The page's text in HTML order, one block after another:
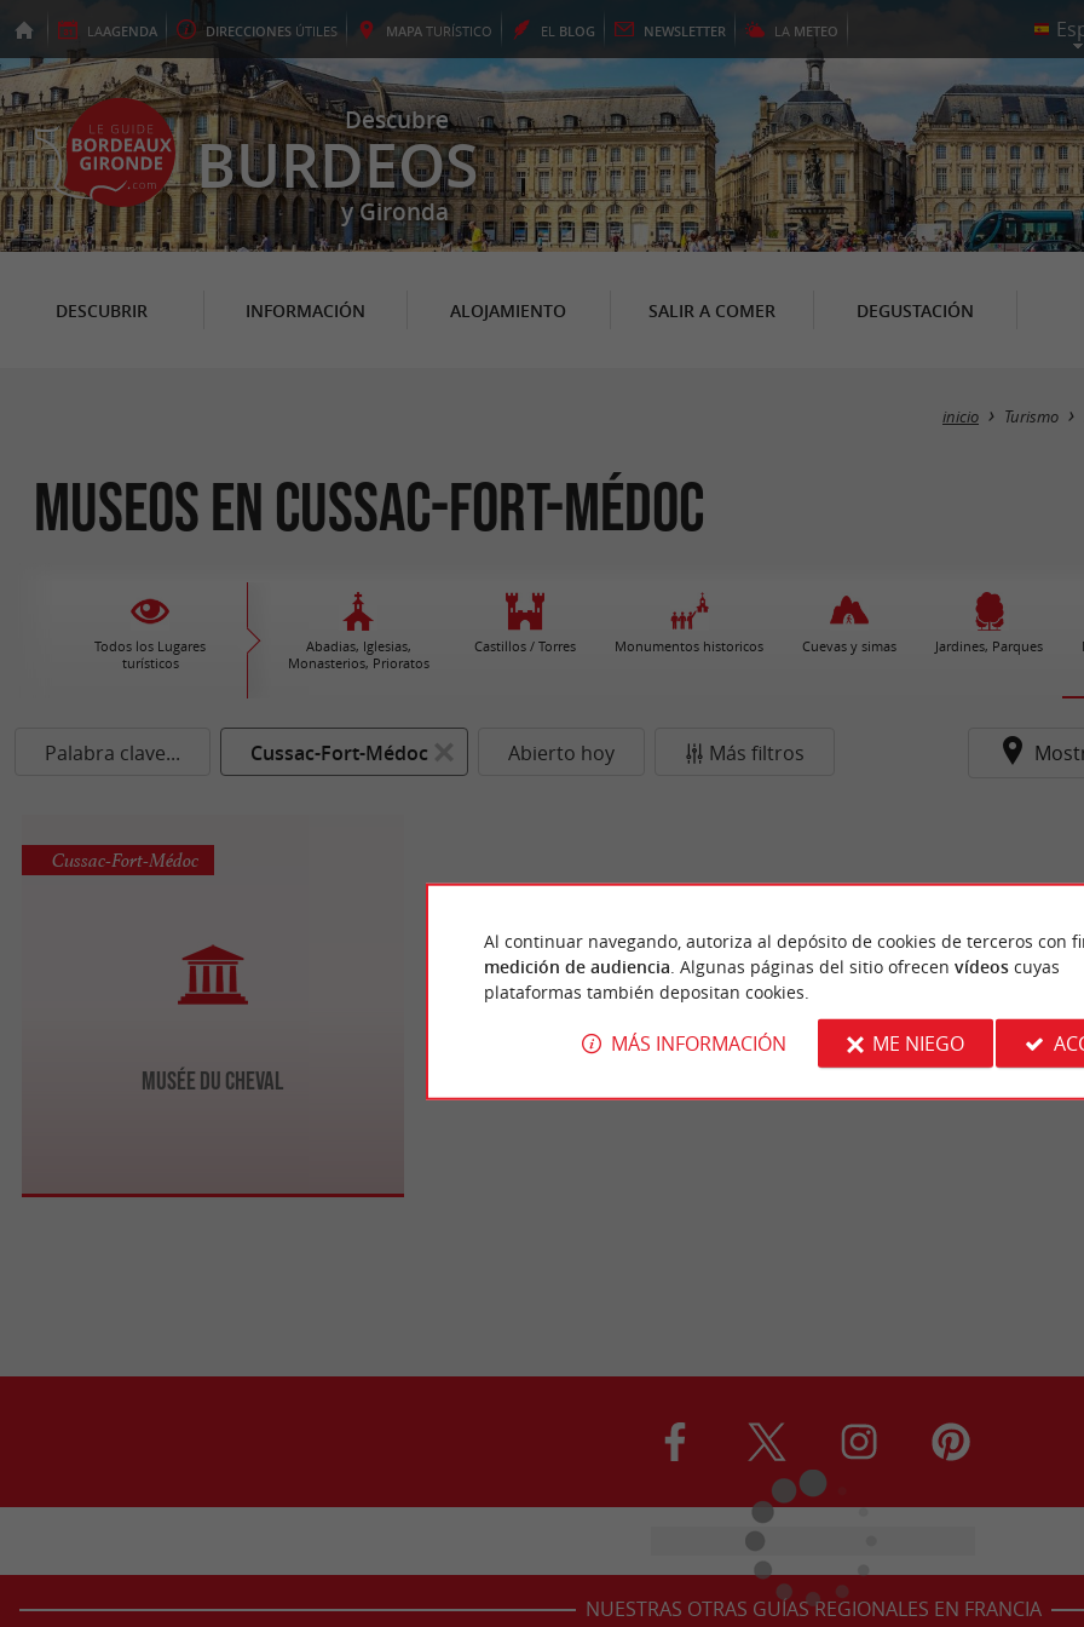
LAAGENDA DIRECCIONES ÚTILES MAPA TURÍSTICO EL BLOG NEWSLETTER LA METEO
Descubre
BURDEOS
y Gironda
DESCUBRIR INFORMACIÓN ALOJAMIENTO SALIR A COMER DEGUSTACIÓN
inicio Turismo
Museos en Cussac-Fort-Médoc
Todos los Lugares
turísticos
Abadias, Iglesias,
Monasterios, Prioratos
Castillos / Torres Monumentos historicos Cuevas y simas Jardines, Parques
Palabra clave... Cussac-Fort-Médoc Abierto hoy Más filtros
Musée du Cheval
Cussac-Fort-Médoc
NUESTRAS OTRAS GUÍAS REGIONALES EN FRANCIA
Al continuar navegando, autoriza al depósito de cookies de terceros con
medición de audiencia . Algunas páginas del sitio ofrecen vídeoscuyas
plataformas también depositan cookies.
MÁS INFORMACIÓN ME NIEGO